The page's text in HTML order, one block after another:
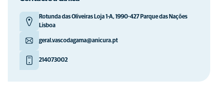
Rotunda das Oliveiras Loja 1-A, 1990-427 Parque das Nações
Lisboa
geral.vascodagama@anicura.pt
214073002